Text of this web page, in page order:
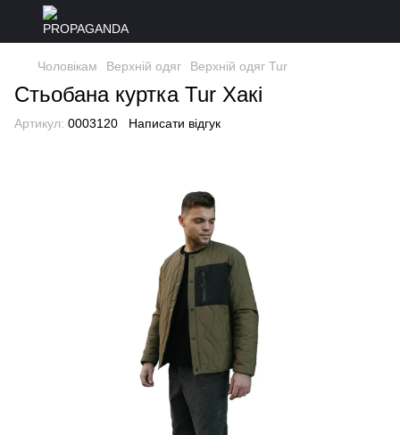
Чоловікам Верхній одяг Верхній одяг Tur
Стьобана куртка Tur Хакі
Артикул: 0003120 Написати відгук